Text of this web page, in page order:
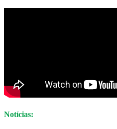
Notícias: